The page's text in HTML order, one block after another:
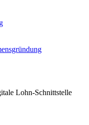
Lohn-Schnittstelle